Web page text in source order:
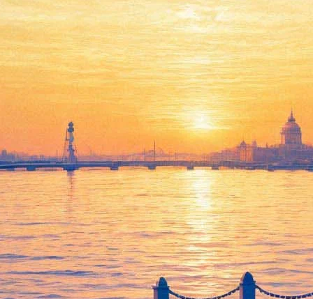
Дима Билан
16 ноября 2011, среда,19.00
Версия для печати
Все концерты